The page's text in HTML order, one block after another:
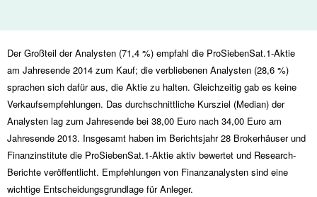
Der Großteil der Analysten (71,4 %) empfahl die ProSiebenSat.1-Aktie
am Jahresende 2014 zum Kauf; die verbliebenen Analysten (28,6 %)
sprachen sich dafür aus, die Aktie zu halten. Gleichzeitig gab es keine
Verkaufsempfehlungen. Das durchschnittliche Kursziel (Median) der
Analysten lag zum Jahresende bei 38,00 Euro nach 34,00 Euro am
Jahresende 2013. Insgesamt haben im Berichtsjahr 28 Brokerhäuser und
Finanzinstitute die ProSiebenSat.1-Aktie aktiv bewertet und Research-
Berichte veröffentlicht. Empfehlungen von Finanzanalysten sind eine
wichtige Entscheidungsgrundlage für Anleger.